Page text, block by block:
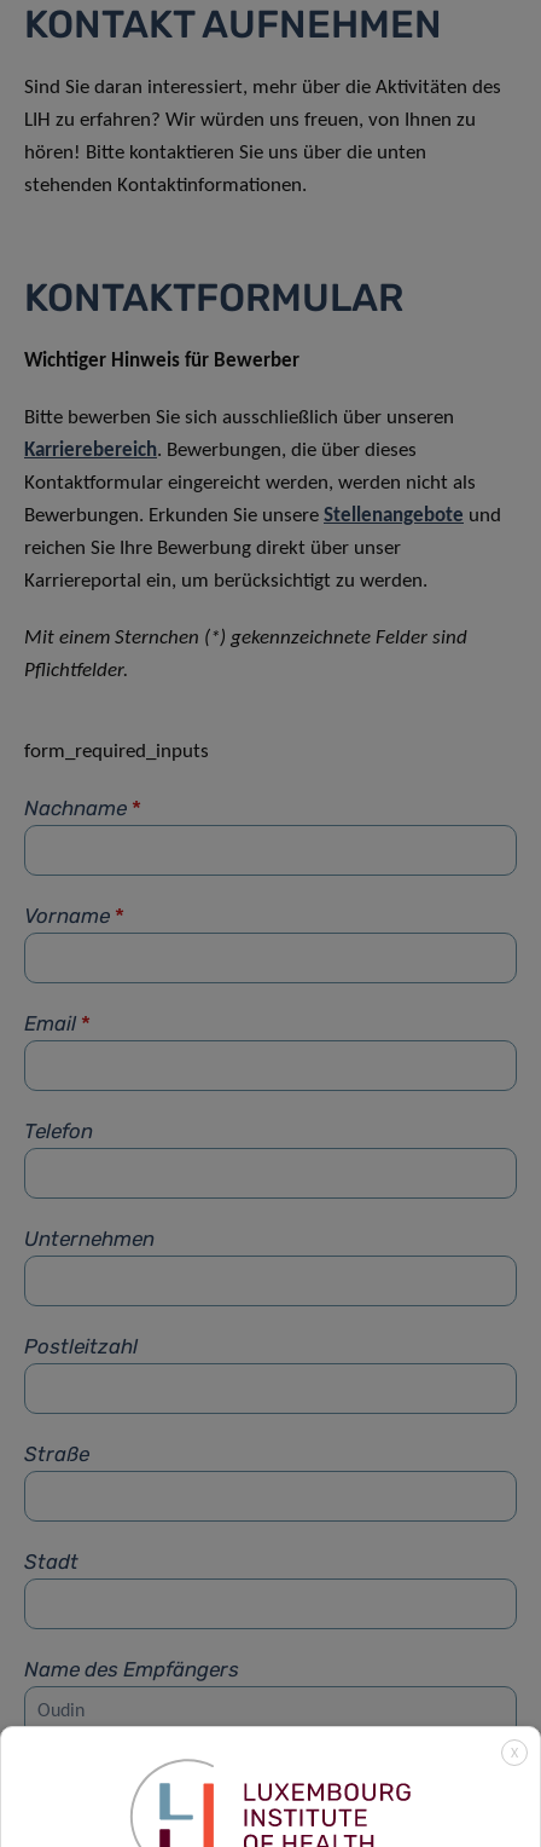
KONTAKT AUFNEHMEN
Sind Sie daran interessiert, mehr über die Aktivitäten des
LIH zu erfahren? Wir würden uns freuen, von Ihnen zu
hören! Bitte kontaktieren Sie uns über die unten
stehenden Kontaktinformationen.
KONTAKTFORMULAR
Wichtiger Hinweis für Bewerber
Bitte bewerben Sie sich ausschließlich über unseren
Karrierebereich. Bewerbungen, die über dieses
Kontaktformular eingereicht werden, werden nicht als
Bewerbungen. Erkunden Sie unsere Stellenangebote und
reichen Sie Ihre Bewerbung direkt über unser
Karriereportal ein, um berücksichtigt zu werden.
Mit einem Sternchen (*) gekennzeichnete Felder sind
Pflichtfelder.
form_required_inputs
Nachname *
Vorname *
Email *
Telefon
Unternehmen
Postleitzahl
Straße
Stadt
Name des Empfängers
Vorname des Empfängers
X